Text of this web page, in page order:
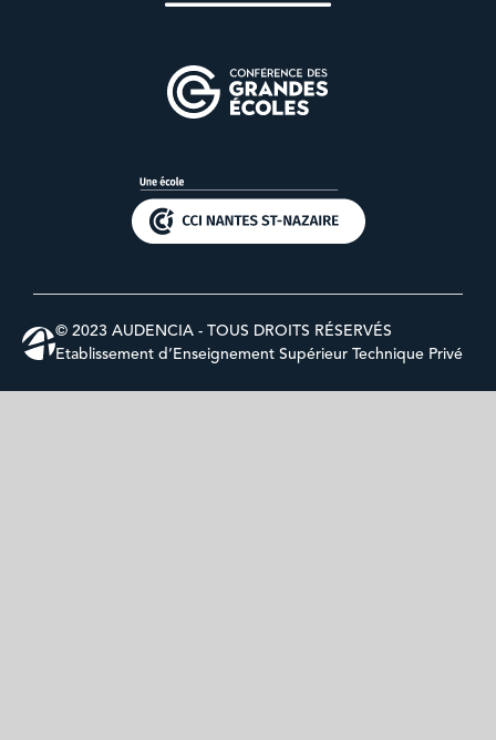
© 2023 AUDENCIA - TOUS DROITS RÉSERVÉS
Etablissement d’Enseignement Supérieur Technique Privé